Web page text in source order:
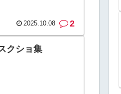
2025.10.08 2
クショ集